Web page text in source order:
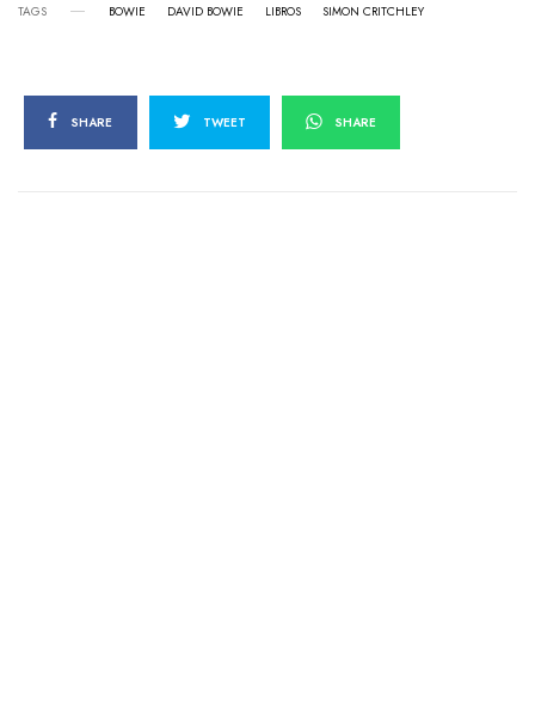
TAGS BOWIE DAVID BOWIE LIBROS SIMON CRITCHLEY
SHARE TWEET SHARE